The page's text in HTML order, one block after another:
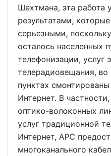
Шехтмана, эта работа
результатами,
серьезными,
осталось населенных
телефонизации, услуг
телерадиовещания, во
пунктах
Интернет. В
оптико-волоконных
услуг традиционной
Интернет, АРС
многоканального